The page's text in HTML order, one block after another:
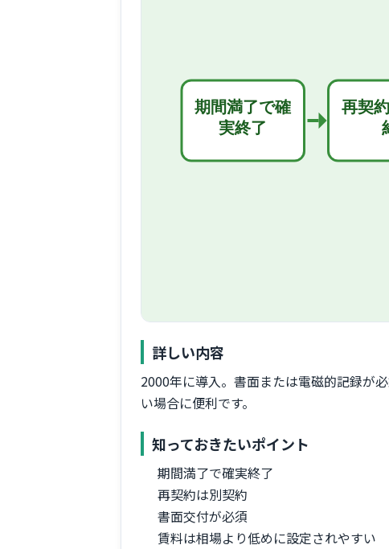
詳しい内容
2000年に導入。書面または電磁的記録が
い場合に便利です。
知っておきたいポイント
期間満了で確実終了
再契約は別契約
書面交付が必須
賃料は相場より低めに設定されやすい